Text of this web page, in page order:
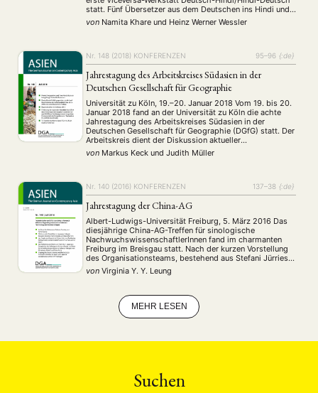
Auszeichnung (12) Bericht (128) Bildung (22) Calls for… (1287)
DGA (92) Diskussion (74) Fellowship (111) Forschung
Hybrid (172) Kultur (27) Kunst (4) Lecture Literatur (261)
Medien (24) Migration (39) Nationalism (6) Online (235)
Philosophie Politik (417) Politikwissenschaften (13) Praktikum
Präsentation (13) Programm (5) Publikation (23)
Religion (75) Sozialwissenschaften (4) Sprache (36) Sprachkurse (8)
Stellenausschreibung (661) Stipendium (53) Studium (21)
Summer School (10) Symposium (32) Tagung (500) Tourismus (14)
Umwelt Veranstaltung Webinar Wirtschaft
Workshop
MITGLIEDSCHAFT STUDIUM DATENSCHUTZERKLÄRUNG
MITGLIEDERBEREICH KONTAKT SPENDEN SIE JETZT!
ENGLISH
statt. Fünf Übersetzer aus dem Deutschen ins Hindi und
sechs Übersetzer vom Hindi ins Deutsche diskutierten
vier Tage lang Probleme bei der Übertragung von
von Namita Khare und Heinz Werner Wessler
Nr. 148 (2018) KONFERENZEN 95–96 {:de}
Jahrestagung des Arbeitskreises Südasien in der
Deutschen Gesellschaft für Geographie
Universität zu Köln, 19.–20. Januar 2018 Vom 19. bis 20.
Januar 2018 fand an der Universität zu Köln die achte
Jahrestagung des Arbeitskreises Südasien in der
Deutschen Gesellschaft für Geographie (DGfG) statt. Der
Arbeitskreis dient der Diskussion aktueller
Forschungsergebnisse in Südasien, dem Dialog
zwischen Geografinnen und Geografen aus Praxis,
von Markus Keck und Judith Müller
Nr. 140 (2016) KONFERENZEN 137–38 {:de}
Jahrestagung der China-AG
Albert-Ludwigs-Universität Freiburg, 5. März 2016 Das
diesjährige China-AG-Treffen für sinologische
NachwuchswissenschaftlerInnen fand im charmanten
Freiburg im Breisgau statt. Nach der kurzen Vorstellung
des Organisationsteams, bestehend aus Stefani Jürries,
Elisabeth Schleep und Jennifer Stapornwongkul,
begrüßte uns die Freiburger Lehrstuhlinhaberin für
Nicola Spakowski, die als ehemaliges Mitglied der
China-AG von ihren …
von Virginia Y. Y. Leung
MEHR LESEN
Suchen